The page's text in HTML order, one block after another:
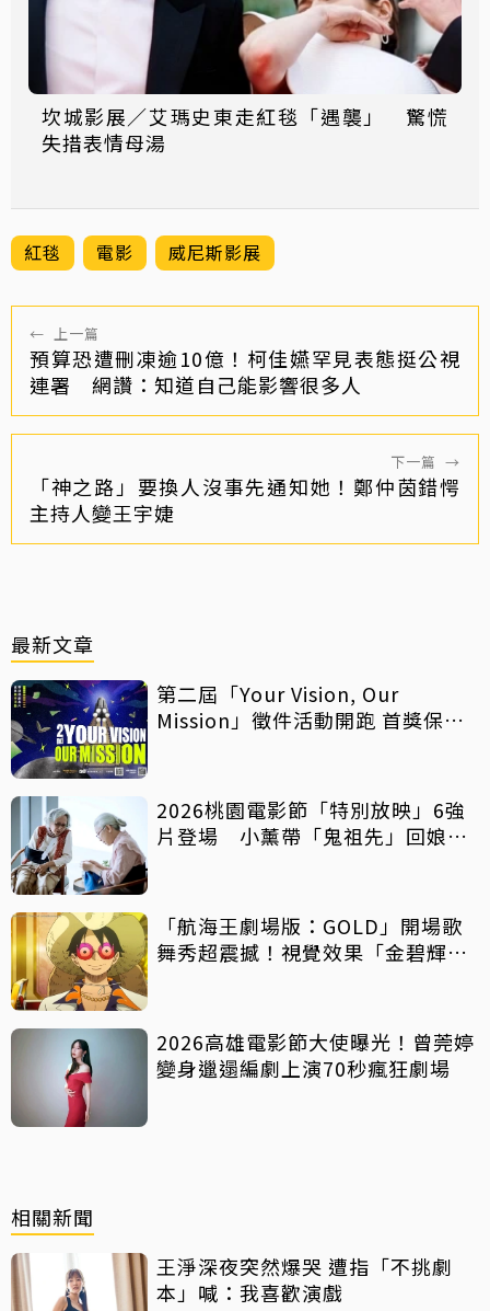
坎城影展／艾瑪史東走紅毯「遇襲」 驚慌
失措表情母湯
紅毯 電影 威尼斯影展
← 上一篇
預算恐遭刪凍逾10億！柯佳嬿罕見表態挺公視
連署 網讚：知道自己能影響很多人
下一篇 →
「神之路」要換人沒事先通知她！鄭仲茵錯愕
主持人變王宇婕
最新文章
第二屆「Your Vision, Our
Mission」徵件活動開跑 首獎保證
2026桃園電影節「特別放映」6強
片登場 小薰帶「鬼祖先」回娘
「航海王劇場版：GOLD」開場歌
舞秀超震撼！視覺效果「金碧輝
2026高雄電影節大使曝光！曾莞婷
變身邋遢編劇上演70秒瘋狂劇場
相關新聞
王淨深夜突然爆哭 遭指「不挑劇
本」喊：我喜歡演戲